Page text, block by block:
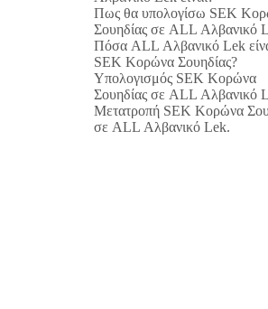
Πως θα υπολογίσω SEK
Σουηδίας σε ALL Αλβανικό
Πόσα ALL Αλβανικό Lek
SEK Κορώνα Σουηδίας?
Υπολογισμός SEK Κορώνα
Σουηδίας σε ALL Αλβανικό
Μετατροπή SEK Κορώνα
σε ALL Αλβανικό Lek.